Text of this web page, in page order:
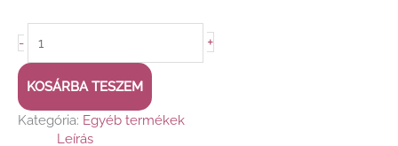
- +
KOSÁRBA TESZEM
Kategória: Egyéb termékek
Leírás